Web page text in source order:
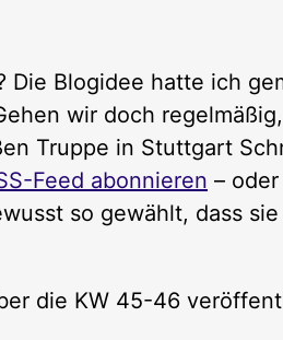
Die Blogidee hatte ich
wir doch
Truppe in Stuttgart
Feed abonnieren –
so gewählt, dass
die KW 45-46